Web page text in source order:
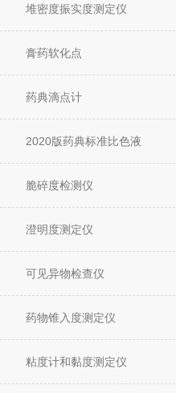
堆密度振实度测定仪
膏药软化点
药典滴点计
2020版药典标准比色液
脆碎度检测仪
澄明度测定仪
可见异物检查仪
药物锥入度测定仪
粘度计和黏度测定仪